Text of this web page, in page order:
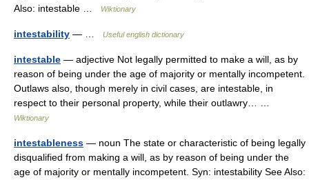
Also: intestable …
Wiktionary
intestability — … Useful english dictionary
intestable — adjective Not legally permitted to make a will, as by
reason of being under the age of majority or mentally incompetent.
Outlaws also, though merely in civil cases, are intestable, in
respect to their personal property, while their outlawry… …
Wiktionary
intestableness — noun The state or characteristic of being legally
disqualified from making a will, as by reason of being under the
age of majority or mentally incompetent. Syn: intestability See Also: